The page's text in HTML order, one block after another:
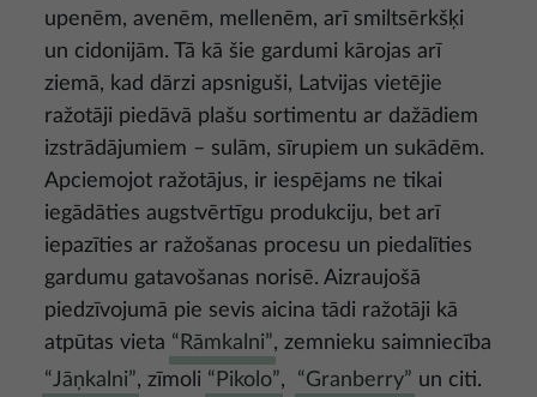
upenēm, avenēm, mellenēm, arī smiltsērkšķi
un cidonijām. Tā kā šie gardumi kārojas arī
ziemā, kad dārzi apsniguši, Latvijas vietējie
ražotāji piedāvā plašu sortimentu ar dažādiem
izstrādājumiem – sulām, sīrupiem un sukādēm.
Apciemojot ražotājus, ir iespējams ne tikai
iegādāties augstvērtīgu produkciju, bet arī
iepazīties ar ražošanas procesu un piedalīties
gardumu gatavošanas norisē. Aizraujošā
piedzīvojumā pie sevis aicina tādi ražotāji kā
atpūtas vieta “Rāmkalni”, zemnieku saimniecība
“Jāņkalni”, zīmoli “Pikolo”, “Granberry” un citi.